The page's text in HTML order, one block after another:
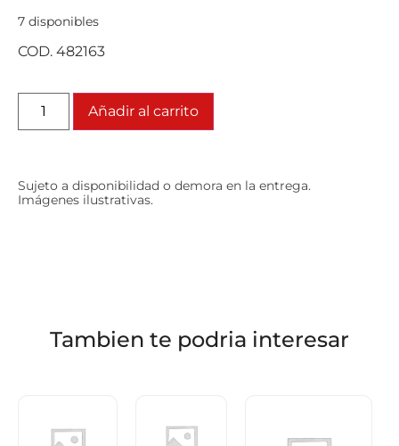
7 disponibles
COD. 482163
Añadir al carrito
Sujeto a disponibilidad o demora en la entrega.
Imágenes ilustrativas.
Tambien te podria interesar